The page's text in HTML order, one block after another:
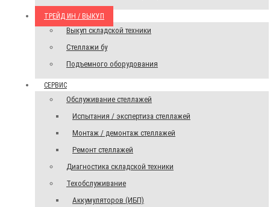
ТРЕЙД ИН / ВЫКУП
Выкуп складской техники
Стеллажи бу
Подъемного оборудования
СЕРВИС
Обслуживание стеллажей
Испытания / экспертиза стеллажей
Монтаж / демонтаж стеллажей
Ремонт стеллажей
Диагностика складской техники
Техобслуживание
Аккумуляторов (ИБП)